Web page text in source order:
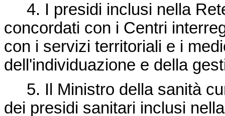
4. I presidi inclusi nella
concordati con i Centri
con i servizi territoriali e i
dell'individuazione e della
5. Il Ministro della sanità
dei presidi sanitari inclusi